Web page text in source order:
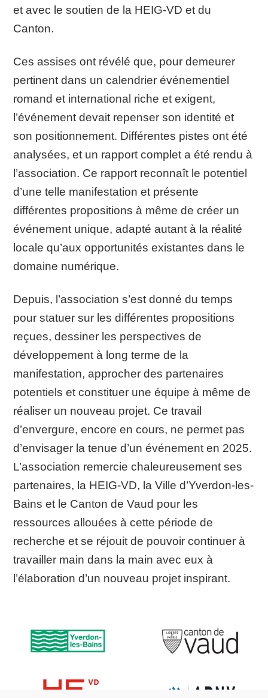
et avec le soutien de la HEIG-VD et du
Canton.
Ces assises ont révélé que, pour demeurer
pertinent dans un calendrier événementiel
romand et international riche et exigent,
l’événement devait repenser son identité et
son positionnement. Différentes pistes ont été
analysées, et un rapport complet a été rendu à
l’association. Ce rapport reconnaît le potentiel
d’une telle manifestation et présente
différentes propositions à même de créer un
événement unique, adapté autant à la réalité
locale qu’aux opportunités existantes dans le
domaine numérique.
Depuis, l’association s’est donné du temps
pour statuer sur les différentes propositions
reçues, dessiner les perspectives de
développement à long terme de la
manifestation, approcher des partenaires
potentiels et constituer une équipe à même de
réaliser un nouveau projet. Ce travail
d’envergure, encore en cours, ne permet pas
d’envisager la tenue d’un événement en 2025.
L’association remercie chaleureusement ses
partenaires, la HEIG-VD, la Ville d’Yverdon-les-
Bains et le Canton de Vaud pour les
ressources allouées à cette période de
recherche et se réjouit de pouvoir continuer à
travailler main dans la main avec eux à
l’élaboration d’un nouveau projet inspirant.